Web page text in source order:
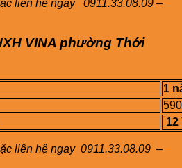
liên hệ ngay
0911.33.08.09 –
VINA phường Thới
1
12
liên hệ ngay0911.33.08.09 –